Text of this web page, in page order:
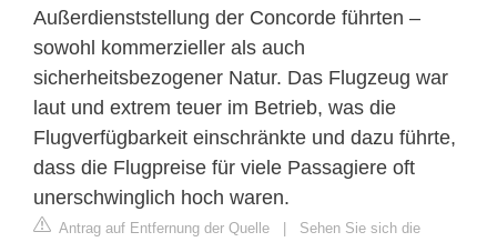
Außerdienststellung der Concorde führten –
sowohl kommerzieller als auch
sicherheitsbezogener Natur. Das Flugzeug war
laut und extrem teuer im Betrieb, was die
Flugverfügbarkeit einschränkte und dazu führte,
dass die Flugpreise für viele Passagiere oft
unerschwinglich hoch waren.
Antrag auf Entfernung der Quelle | Sehen Sie sich die